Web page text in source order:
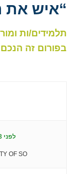
“איש את
תלמידים/ות
בפורום זה
לפני 3 YEARS, 8 MONTHS
OF SO